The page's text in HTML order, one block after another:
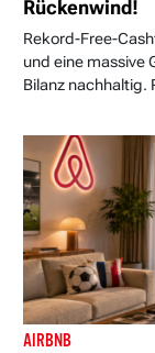
Rückenwind!
Rekord-Free-
und eine massive
Bilanz nachhaltig.
AIRBNB